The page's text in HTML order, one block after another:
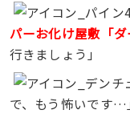
パーお化け屋敷 「
行きましょう」
で、もう怖いです…